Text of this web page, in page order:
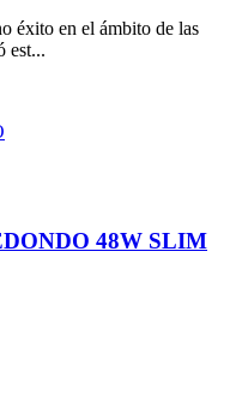
éxito en el ámbito de las
est...
48W SLIM